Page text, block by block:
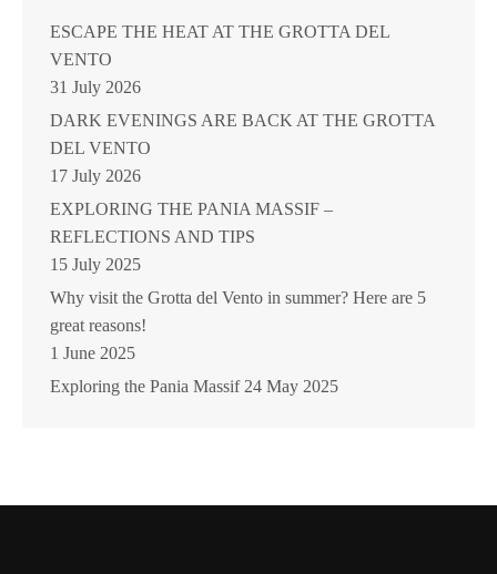
ESCAPE THE HEAT AT THE GROTTA DEL
VENTO
31 July 2026
DARK EVENINGS ARE BACK AT THE GROTTA
DEL VENTO
17 July 2026
EXPLORING THE PANIA MASSIF –
REFLECTIONS AND TIPS
15 July 2025
Why visit the Grotta del Vento in summer? Here are 5
great reasons!
1 June 2025
Exploring the Pania Massif 24 May 2025